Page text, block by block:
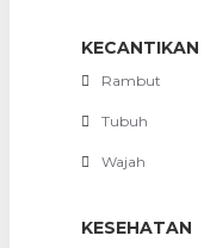
KECANTIKAN
Rambut
Tubuh
Wajah
KESEHATAN